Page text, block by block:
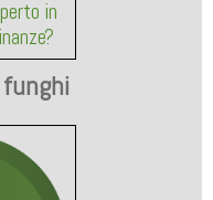
in